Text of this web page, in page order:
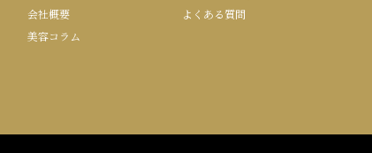
会社概要
よくある質問
美容コラム